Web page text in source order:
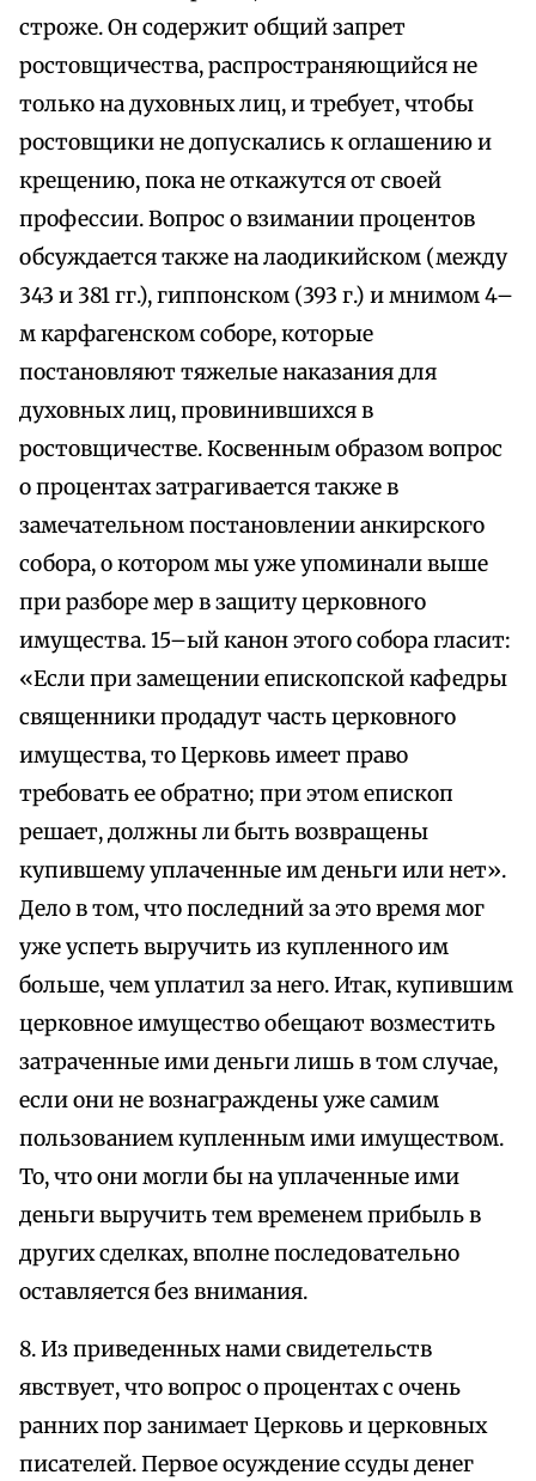
строже. Он содержит общий запрет
ростовщичества, распространяющийся не
только на духовных лиц, и требует, чтобы
ростовщики не допускались к оглашению и
крещению, пока не откажутся от своей
профессии. Вопрос о взимании процентов
обсуждается также на лаодикийском (между
343 и 381 гг.), гиппонском (393 г.) и мнимом 4–
м карфагенском соборе, которые
постановляют тяжелые наказания для
духовных лиц, провинившихся в
ростовщичестве. Косвенным образом вопрос
о процентах затрагивается также в
замечательном постановлении анкирского
собора, о котором мы уже упоминали выше
при разборе мер в защиту церковного
имущества. 15–ый канон этого собора гласит:
«Если при замещении епископской кафедры
священники продадут часть церковного
имущества, то Церковь имеет право
требовать ее обратно; при этом епископ
решает, должны ли быть возвращены
купившему уплаченные им деньги или нет».
Дело в том, что последний за это время мог
уже успеть выручить из купленного им
больше, чем уплатил за него. Итак, купившим
церковное имущество обещают возместить
затраченные ими деньги лишь в том случае,
если они не вознаграждены уже самим
пользованием купленным ими имуществом.
То, что они могли бы на уплаченные ими
деньги выручить тем временем прибыль в
других сделках, вполне последовательно
оставляется без внимания.
8. Из приведенных нами свидетельств
явствует, что вопрос о процентах с очень
ранних пор занимает Церковь и церковных
писателей. Первое осуждение ссуды денег